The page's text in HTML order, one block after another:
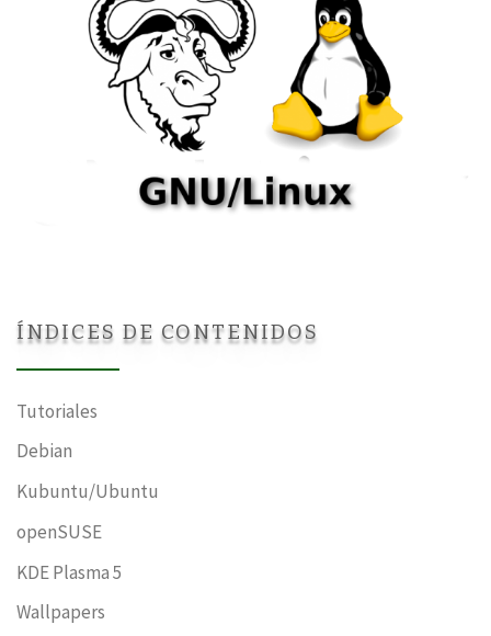
ÍNDICES DE CONTENIDOS
Tutoriales
Debian
Kubuntu/Ubuntu
openSUSE
KDE Plasma 5
Wallpapers